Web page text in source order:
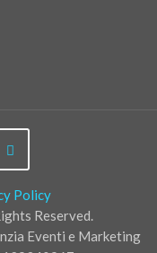
Policy
Reserved.
Eventi e Marketing